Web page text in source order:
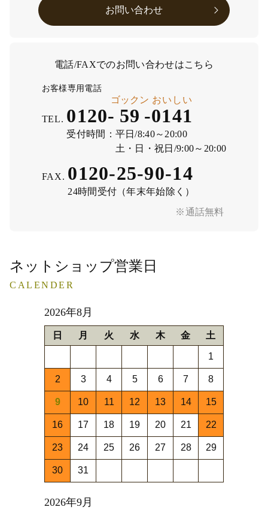
お問い合わせ
電話/FAXでのお問い合わせはこちら
※通話無料
お客様専用電話
TEL. 0120- 59
ゴックン
-0141
おいしい
受付時間： 平日/8:40～20:00
土・日・祝日/9:00～20:00
FAX. 0120-25-90-14
24時間受付（年末年始除く）
ネットショップ営業日
CALENDER
2026年8月
日 月 火 水 木 金 土
1
2 3 4 5 6 7 8
9 10 11 12 13 14 15
16 17 18 19 20 21 22
23 24 25 26 27 28 29
30 31
2026年9月